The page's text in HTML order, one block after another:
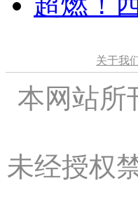
关于我
本网站所
未经授权